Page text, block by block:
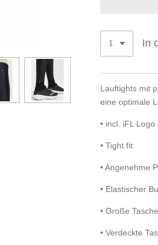
In
Lauftights mit
eine optimale
• incl. iFL
• Tight fit
• Angenehme
• Elastischer
• Große
• Verdeckte